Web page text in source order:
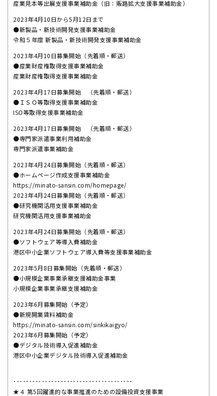
産業見本等出展支援事業補助金（旧：販路拡大支援事業補助金）
2023年4月10日から5月12日まで
●新製品・新技術開発支援事業補助金
令和５年度 新製品・新技術開発支援事業補助金
2023年4月10日募集開始（先着順・郵送）
●産業財産権取得支援事業補助金
産業財産権取得支援事業補助金
2023年4月17日募集開始 （先着順・郵送）
●ＩＳＯ等取得支援事業補助金
ISO等取得支援事業補助金
2023年4月17日募集開始 （先着順・郵送）
●専門家派遣事業利用補助金
専門家派遣事業補助金
2023年4月24日募集開始（先着順・郵送）
●ホームページ作成支援事業補助金
https://minato-sansin.com/homepage/
2023年4月24日募集開始（先着順・郵送）
●研究機関活用支援事業補助金
研究機関活用支援事業補助金
2023年4月24日募集開始（先着順・郵送）
●ソフトウェア等導入費補助金
港区中小企業ソフトウェア導入費等支援事業補助金
2023年5月8日募集開始（先着順・郵送）
●小規模企業事業承継支援補助金事業
小規模企業事業承継支援補助金
2023年6月募集開始（予定）
●新規開業賃料補助金
https://minato-sansin.com/sinkikaigyo/
2023年6月募集開始（予定）
●デジタル技術導入促進補助金
港区中小企業デジタル技術導入促進補助金
･･････････････････････････････････････
★４ 第5回躍進的な事業推進のための設備投資支援事業